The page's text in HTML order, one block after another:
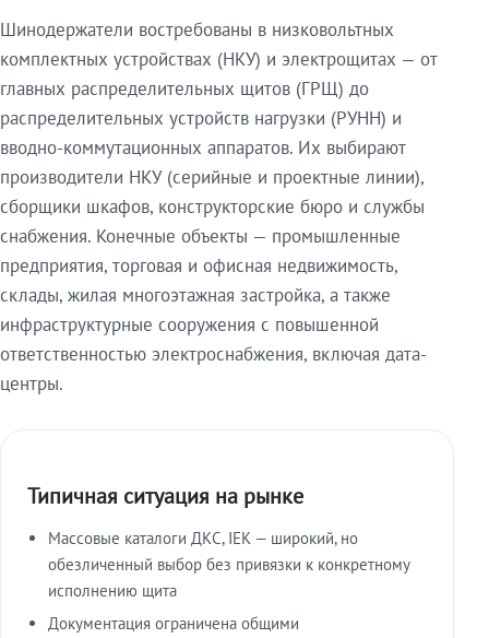
Шинодержатели востребованы в низковольтных
комплектных устройствах (НКУ) и электрощитах — от
главных распределительных щитов (ГРЩ) до
распределительных устройств нагрузки (РУНН) и
вводно-коммутационных аппаратов. Их выбирают
производители НКУ (серийные и проектные линии),
сборщики шкафов, конструкторские бюро и службы
снабжения. Конечные объекты — промышленные
предприятия, торговая и офисная недвижимость,
склады, жилая многоэтажная застройка, а также
инфраструктурные сооружения с повышенной
ответственностью электроснабжения, включая дата-
центры.
Типичная ситуация на рынке
Массовые каталоги ДКС, IEK — широкий, но
обезличенный выбор без привязки к конкретному
исполнению щита
Документация ограничена общими